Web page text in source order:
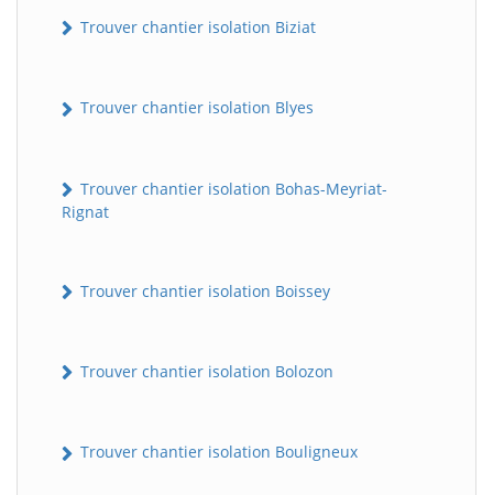
Trouver chantier isolation Biziat
Trouver chantier isolation Blyes
Trouver chantier isolation Bohas-Meyriat-
Rignat
Trouver chantier isolation Boissey
Trouver chantier isolation Bolozon
Trouver chantier isolation Bouligneux